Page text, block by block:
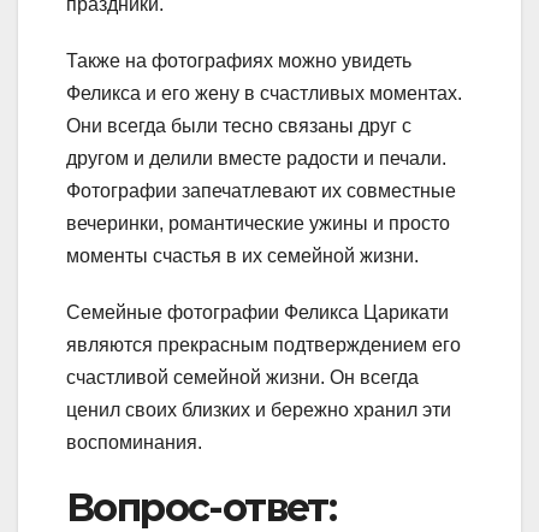
Также на фотографиях можно увидеть
Феликса и его жену в счастливых моментах.
Они всегда были тесно связаны друг с
другом и делили вместе радости и печали.
Фотографии запечатлевают их совместные
вечеринки, романтические ужины и просто
моменты счастья в их семейной жизни.
Семейные фотографии Феликса Царикати
являются прекрасным подтверждением его
счастливой семейной жизни. Он всегда
ценил своих близких и бережно хранил эти
воспоминания.
Вопрос-ответ: